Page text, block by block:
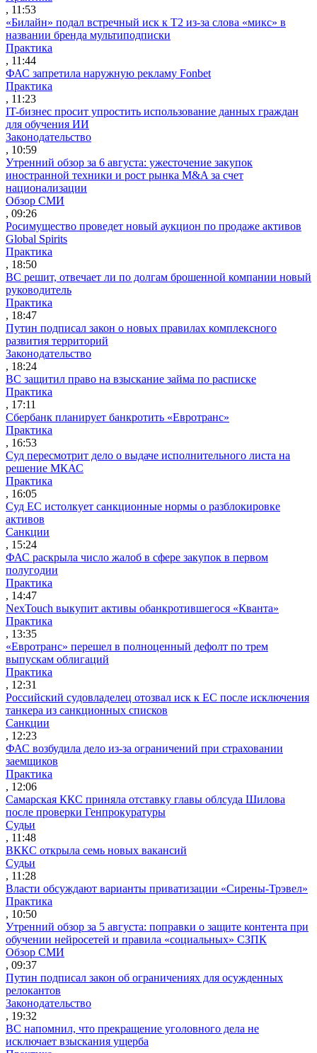
, 11:53
«Билайн» подал встречный иск к Т2 из-за слова «микс» в
названии бренда мультиподписки
Практика
, 11:44
ФАС запретила наружную рекламу Fonbet
Практика
, 11:23
IT-бизнес просит упростить использование данных граждан
для обучения ИИ
Законодательство
, 10:59
Утренний обзор за 6 августа: ужесточение закупок
иностранной техники и рост рынка M&A за счет
национализации
Обзор СМИ
, 09:26
Росимущество проведет новый аукцион по продаже активов
Global Spirits
Практика
, 18:50
ВС решит, отвечает ли по долгам брошенной компании новый
руководитель
Практика
, 18:47
Путин подписал закон о новых правилах комплексного
развития территорий
Законодательство
, 18:24
ВС защитил право на взыскание займа по расписке
Практика
, 17:11
Сбербанк планирует банкротить «Евротранс»
Практика
, 16:53
Суд пересмотрит дело о выдаче исполнительного листа на
решение МКАС
Практика
, 16:05
Суд ЕС истолкует санкционные нормы о разблокировке
активов
Санкции
, 15:24
ФАС раскрыла число жалоб в сфере закупок в первом
полугодии
Практика
, 14:47
NexTouch выкупит активы обанкротившегося «Кванта»
Практика
, 13:35
«Евротранс» перешел в полноценный дефолт по трем
выпускам облигаций
Практика
, 12:31
Российский судовладелец отозвал иск к ЕС после исключения
танкера из санкционных списков
Санкции
, 12:23
ФАС возбудила дело из-за ограничений при страховании
заемщиков
Практика
, 12:06
Самарская ККС приняла отставку главы облсуда Шилова
после проверки Генпрокуратуры
Судьи
, 11:48
ВККС открыла семь новых вакансий
Судьи
, 11:28
Власти обсуждают варианты приватизации «Сирены-Трэвел»
Практика
, 10:50
Утренний обзор за 5 августа: поправки о защите контента при
обучении нейросетей и правила «социальных» СЗПК
Обзор СМИ
, 09:37
Путин подписал закон об ограничениях для осужденных
релокантов
Законодательство
, 19:32
ВС напомнил, что прекращение уголовного дела не
исключает взыскания ущерба